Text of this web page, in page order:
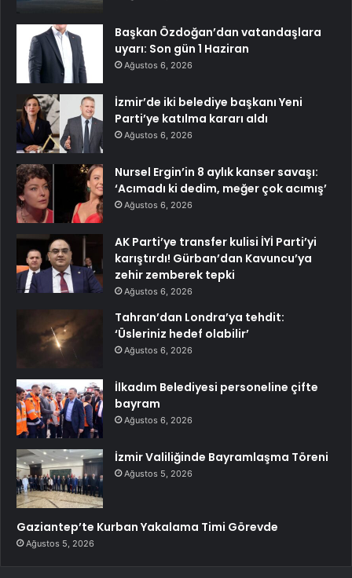
Başkan Özdoğan’dan vatandaşlara
uyarı: Son gün 1 Haziran
Ağustos 6, 2026
İzmir’de iki belediye başkanı Yeni
Parti’ye katılma kararı aldı
Ağustos 6, 2026
Nursel Ergin’in 8 aylık kanser savaşı:
‘Acımadı ki dedim, meğer çok acımış’
Ağustos 6, 2026
AK Parti’ye transfer kulisi İYİ Parti’yi
karıştırdı! Gürban’dan Kavuncu’ya
zehir zemberek tepki
Ağustos 6, 2026
Tahran’dan Londra’ya tehdit:
‘Üsleriniz hedef olabilir’
Ağustos 6, 2026
İlkadım Belediyesi personeline çifte
bayram
Ağustos 6, 2026
İzmir Valiliğinde Bayramlaşma Töreni
Ağustos 5, 2026
Gaziantep’te Kurban Yakalama Timi Görevde
Ağustos 5, 2026